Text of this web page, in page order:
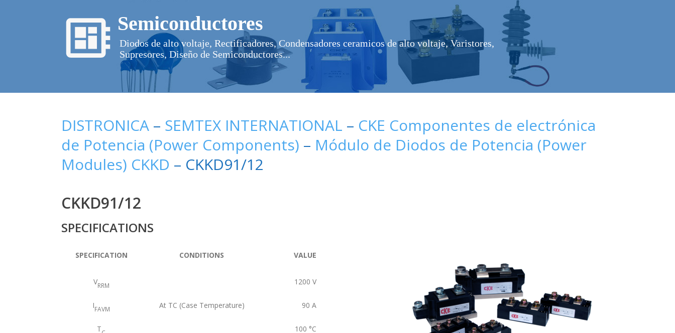
Semiconductores
Diodos de alto voltaje, Rectificadores, Condensadores ceramicos de alto voltaje, Varistores,
Supresores, Diseño de Semiconductores...
DISTRONICA – SEMTEX INTERNATIONAL – CKE Componentes de electrónica
de Potencia (Power Components) – Módulo de Diodos de Potencia (Power
Modules) CKKD – CKKD91/12
CKKD91/12
SPECIFICATIONS
SPECIFICATION CONDITIONS VALUE
VRRM 1200 V
IFAVM At TC (Case Temperature) 90 A
T 100 °C